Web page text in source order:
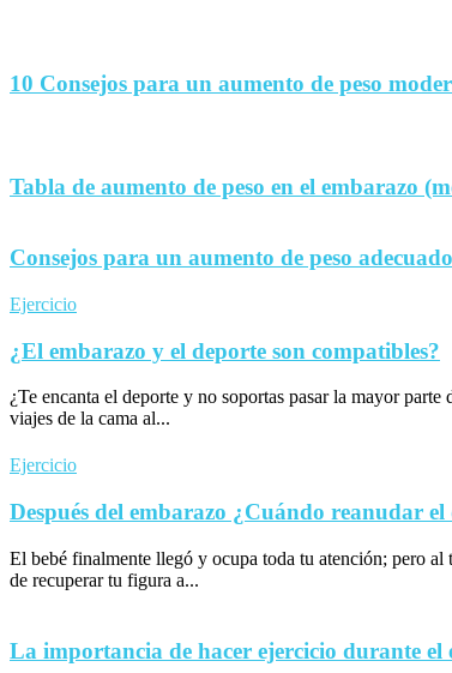
10 Consejos para un aumento de peso
Tabla de aumento de peso en el embarazo
Consejos para un aumento de peso
Ejercicio
¿El embarazo y el deporte son compatibles?
¿Te encanta el deporte y no soportas pasar la mayor
viajes de la cama al...
Ejercicio
Después del embarazo ¿Cuándo reanudar
El bebé finalmente llegó y ocupa toda tu atención; pero al
de recuperar tu figura a...
La importancia de hacer ejercicio durante el